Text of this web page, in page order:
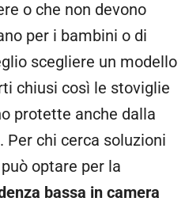
o che non devono
per i bambini o di
scegliere un modello
chiusi così le stoviglie
protette anche dalla
Per chi cerca soluzioni
optare per la
bassa in camera